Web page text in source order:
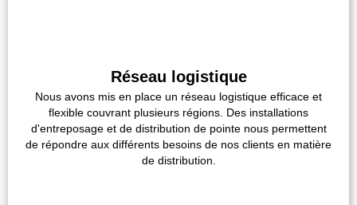
Réseau logistique
Nous avons mis en place un réseau logistique efficace et
flexible couvrant plusieurs régions. Des installations
d'entreposage et de distribution de pointe nous permettent
de répondre aux différents besoins de nos clients en matière
de distribution.